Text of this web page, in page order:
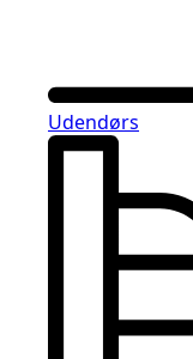
Udendørs